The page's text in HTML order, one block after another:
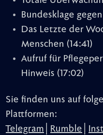
Bundesklage
Das Letzte der
Menschen (14:41)
Aufruf für
Hinweis (17:02)
Sie finden uns auf
Plattformen:
Telegram
Rumble